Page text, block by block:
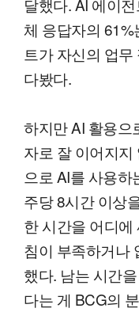
달했다. AI 에이
체 응답자의 61%
트가 자신의 업
다봤다.
하지만 AI 활용으
자로 잘 이어지지
으로 AI를 사용하
주당 8시간 이상
한 시간을 어디에
침이 부족하거나
했다. 남는 시간
다는 게 BCG의